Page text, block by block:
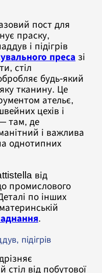
пост для
праску,
і підігрів
преса зі
стіл
будь-який
тканину. Це
ательє,
цехів і
там, де
і важлива
однотипних
від
промислового
по інших
.
підігрів
від побутової